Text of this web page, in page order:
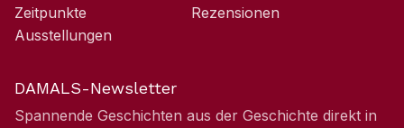
Zeitpunkte
Ausstellungen
Rezensionen
DAMALS-Newsletter
Spannende Geschichten aus der Geschichte direkt in